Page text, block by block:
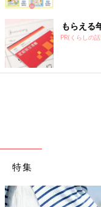
もらえる
PR(くらしの
特集